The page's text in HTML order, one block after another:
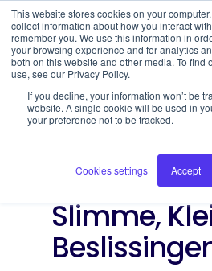
This website stores cookies on your
collect information about how you interact
remember you. We use this information in
your browsing experience and for analytics
both on this website and other media. To find
use, see our Privacy Policy.
If you decline, your information won’t be
website. A single cookie will be used in
your preference not to be tracked.
Cookies settings Accept
Open toolbar
Chicken
Game:
Crash‑Style
Uitdaging
Slimme,